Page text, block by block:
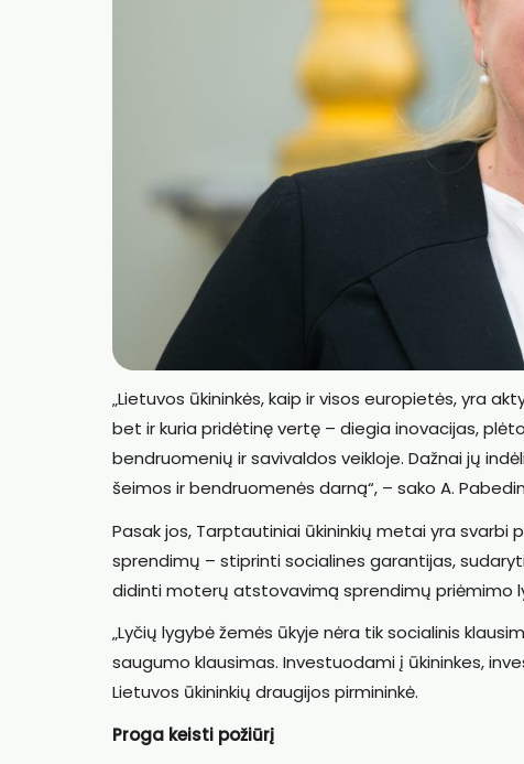
„Lietuvos ūkininkės, kaip ir visos europietės, yra
bet ir kuria pridėtinę vertę – diegia inovacijas,
bendruomenių ir savivaldos veikloje. Dažnai jų
šeimos ir bendruomenės darną“, – sako A.
Pasak jos, Tarptautiniai ūkininkių metai yra
sprendimų – stiprinti socialines garantijas,
didinti moterų atstovavimą sprendimų priėmimo
„Lyčių lygybė žemės ūkyje nėra tik socialinis
saugumo klausimas. Investuodami į ūkininkes,
Lietuvos ūkininkių draugijos pirmininkė.
Proga keisti požiūrį